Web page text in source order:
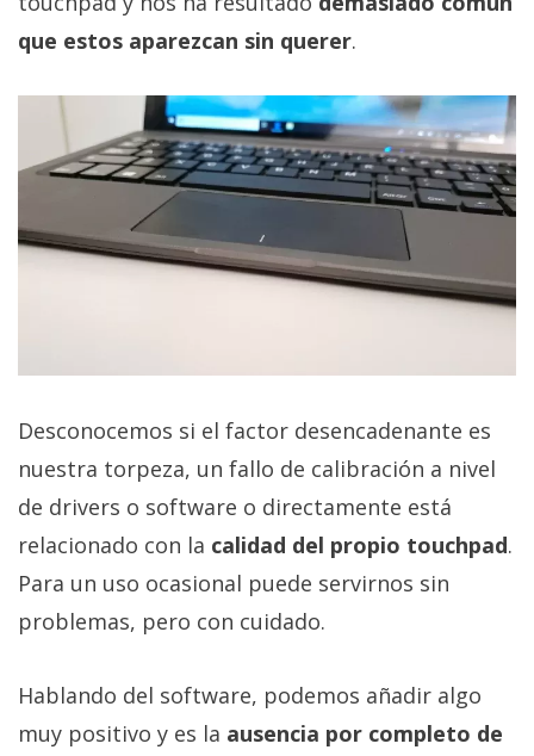
que estos aparezcan sin querer.
Desconocemos si el factor desencadenante es
nuestra torpeza, un fallo de calibración a nivel
de drivers o software o directamente está
relacionado con la calidad del propio touchpad.
Para un uso ocasional puede servirnos sin
problemas, pero con cuidado.
Hablando del software, podemos añadir algo
muy positivo y es la ausencia por completo de